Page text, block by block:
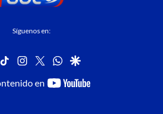
Síguenos en:
tiktok instagram
twitterwhatsapp
google
en
youtube-